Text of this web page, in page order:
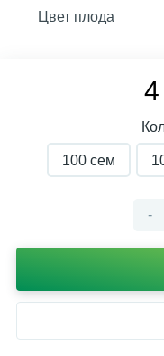
Цвет плода
100 сем
-